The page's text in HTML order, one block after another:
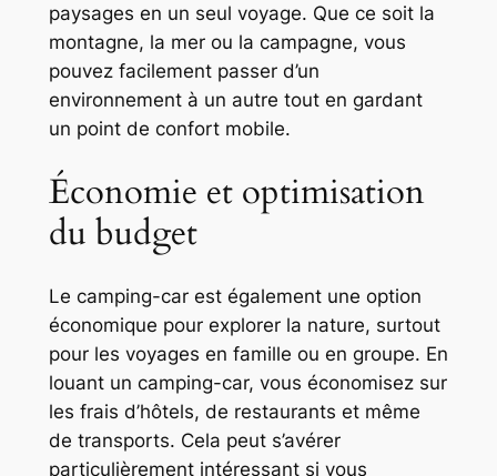
paysages en un seul voyage. Que ce soit la
montagne, la mer ou la campagne, vous
pouvez facilement passer d’un
environnement à un autre tout en gardant
un point de confort mobile.
Économie et optimisation
du budget
Le camping-car est également une option
économique pour explorer la nature, surtout
pour les voyages en famille ou en groupe. En
louant un camping-car, vous économisez sur
les frais d’hôtels, de restaurants et même
de transports. Cela peut s’avérer
particulièrement intéressant si vous